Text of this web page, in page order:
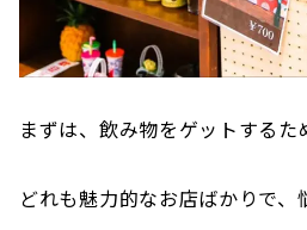
まずは、飲み物をゲットするた
どれも魅力的なお店ばかりで、